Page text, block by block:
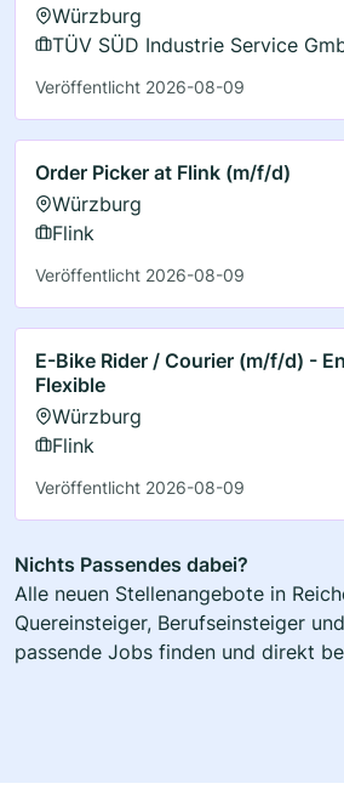
Würzburg
TÜV SÜD Industrie Service
Veröffentlicht 2026-08-09
Order Picker at Flink (m/f/d)
Würzburg
Flink
Veröffentlicht 2026-08-09
E-Bike Rider / Courier (m/f/d) -
Flexible
Würzburg
Flink
Veröffentlicht 2026-08-09
Nichts Passendes dabei?
Alle neuen Stellenangebote in
Quereinsteiger, Berufseinsteiger
passende Jobs finden und direkt